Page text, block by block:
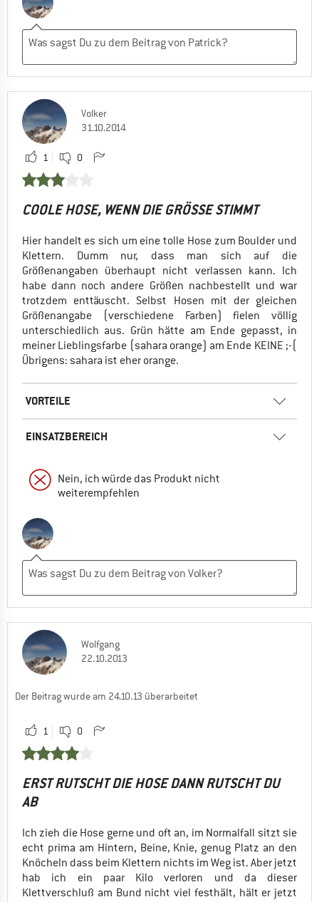
Volker
31.10.2014
1 0
COOLE HOSE, WENN DIE GRÖSSE STIMMT
Hier handelt es sich um eine tolle Hose zum Boulder und
Klettern. Dumm nur, dass man sich auf die
Größenangaben überhaupt nicht verlassen kann. Ich
habe dann noch andere Größen nachbestellt und war
trotzdem enttäuscht. Selbst Hosen mit der gleichen
Größenangabe (verschiedene Farben) fielen völlig
unterschiedlich aus. Grün hätte am Ende gepasst, in
meiner Lieblingsfarbe (sahara orange) am Ende KEINE ;-(
Übrigens: sahara ist eher orange.
VORTEILE
EINSATZBEREICH
Nein, ich würde das Produkt nicht
weiterempfehlen
Wolfgang
22.10.2013
Der Beitrag wurde am 24.10.13 überarbeitet
1 0
ERST RUTSCHT DIE HOSE DANN RUTSCHT DU
AB
Ich zieh die Hose gerne und oft an, im Normalfall sitzt sie
echt prima am Hintern, Beine, Knie, genug Platz an den
Knöcheln dass beim Klettern nichts im Weg ist. Aber jetzt
hab ich ein paar Kilo verloren und da dieser
Klettverschluß am Bund nicht viel festhält, hält er jetzt